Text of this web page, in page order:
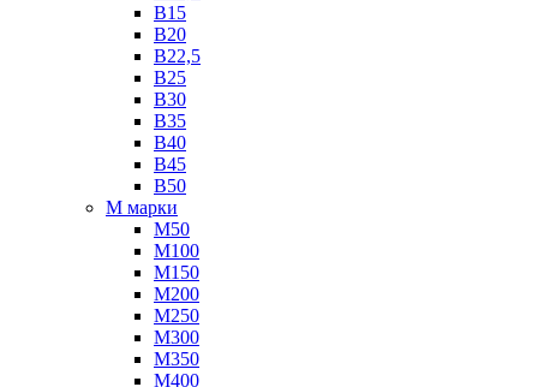
B15
B20
B22,5
B25
B30
B35
B40
B45
B50
М марки
М50
М100
М150
М200
М250
М300
М350
М400